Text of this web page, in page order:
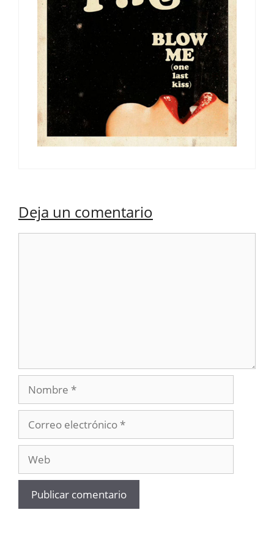
Deja un comentario
Nombre
electrónico